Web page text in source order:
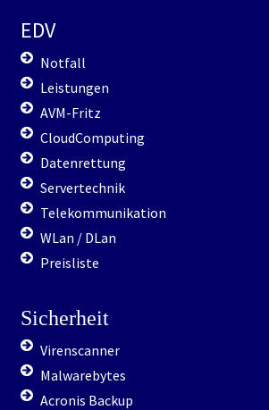
EDV
Notfall
Leistungen
AVM-Fritz
CloudComputing
Datenrettung
Servertechnik
Telekommunikation
WLan / DLan
Preisliste
Sicherheit
Virenscanner
Malwarebytes
Acronis Backup